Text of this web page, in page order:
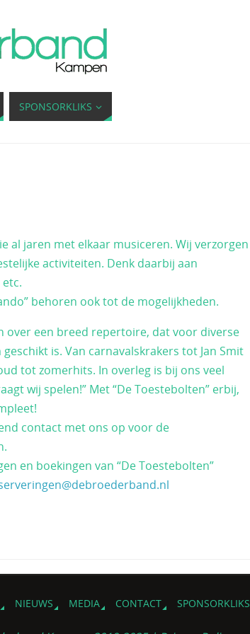
SPONSORKLIKS
al jaren met elkaar musiceren. Wij verzorgen
activiteiten. Denk daarbij aan
behoren ook tot de mogelijkheden.
over een breed repertoire, dat voor diverse
is. Van carnavalskrakers tot Jan Smit
tot zomerhits. In overleg is bij ons veel
wij spelen!” Met “De Toestebolten” erbij,
contact met ons op voor de
en boekingen van “De Toestebolten”
NIEUWS MEDIA CONTACT SPONSORKLIKS